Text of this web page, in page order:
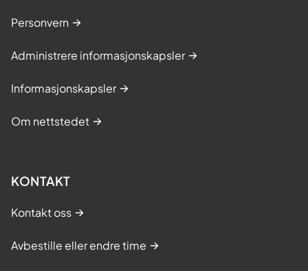
Personvern
Administrere informasjonskapsler
Informasjonskapsler
Om nettstedet
KONTAKT
Kontakt oss
Avbestille eller endre time